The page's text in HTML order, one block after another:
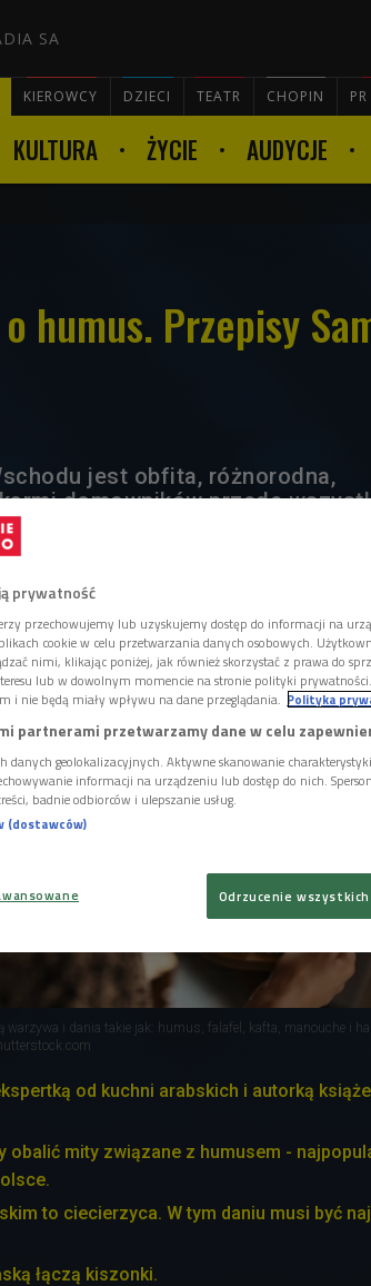
SA
KIEROWCY DZIECI TEATR CHOPIN
KULTURA ŻYCIE AUDYCJE
humus. Przepisy
jest obfita, różnorodna,
domowników przede
opisuje Samar Khanafe. W
Wegetariańska kuchnia
133 przypisy na
i dania takie jak: humus, falafel, kafta, manouche i
od kuchni arabskich i autorką
obalić mity związane z humusem -
to ciecierzyca. W tym daniu musi być
łączą kiszonki.
prywatność
przechowujemy lub uzyskujemy dostęp do informacji na
cookie w celu przetwarzania danych osobowych.
nimi, klikając poniżej, jak również skorzystać z prawa do
lub w dowolnym momencie na stronie polityki
i nie będą miały wpływu na dane przeglądania. Polityka
partnerami przetwarzamy dane w celu
danych geolokalizacyjnych. Aktywne skanowanie
informacji na urządzeniu lub dostęp do nich.
badnie odbiorców i ulepszanie usług.
(dostawców)
Odrzucenie wszystkich